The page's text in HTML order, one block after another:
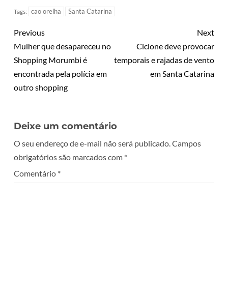
Tags: cao orelha Santa Catarina
Previous
Mulher que desapareceu no
Shopping Morumbi é
encontrada pela polícia em
outro shopping
Next
Ciclone deve provocar
temporais e rajadas de vento
em Santa Catarina
Deixe um comentário
O seu endereço de e-mail não será publicado.Campos
obrigatórios são marcados com *
Comentário *